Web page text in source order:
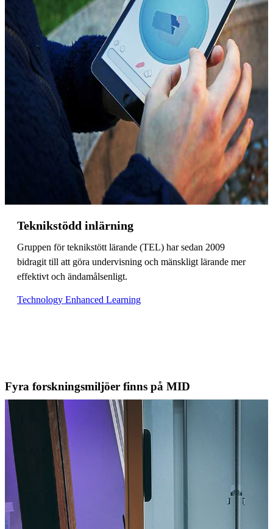
Teknikstödd inlärning
Gruppen för teknikstött lärande (TEL) har sedan 2009
bidragit till att göra undervisning och mänskligt lärande mer
effektivt och ändamålsenligt.
Technology Enhanced Learning
Fyra forskningsmiljöer finns på MID